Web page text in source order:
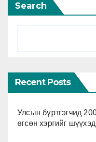
Search
Recent Posts
Улсын бүртгэгчид
өгсөн хэргийг